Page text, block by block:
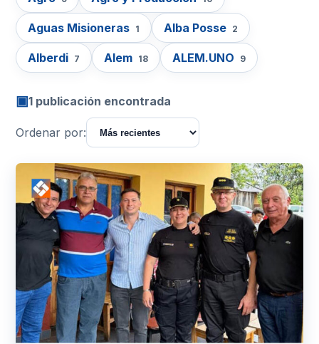
Aguas Misioneras 1 Alba Posse 2
Alberdi 7 Alem 18 ALEM.UNO 9
▣1 publicación encontrada
Ordenar por: